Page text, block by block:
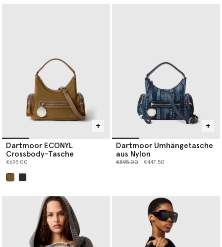
Dartmoor ECONYL
Crossbody-Tasche
€695.00
Dartmoor Umhängetasche
aus Nylon
Preis reduziert von
€895.00bis€447.50